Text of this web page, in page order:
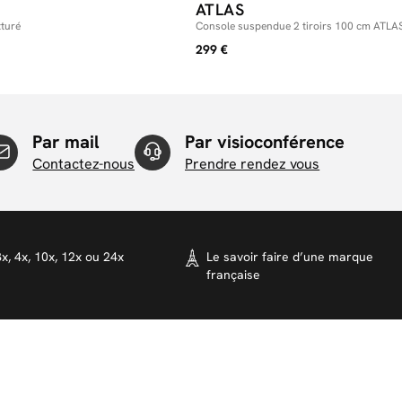
ATLAS
Console suspendue 2 tiroirs 100 cm
299 €
Par mail
Contactez-nous
Par visioconférence
Prendre rendez vous
4x, 10x, 12x ou 24x
Le savoir faire d’une marque
française